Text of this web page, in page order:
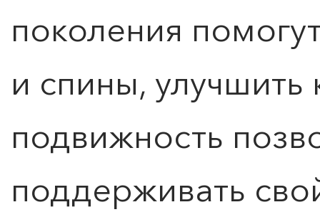
поколения
и спины,
подвижность
поддерживать